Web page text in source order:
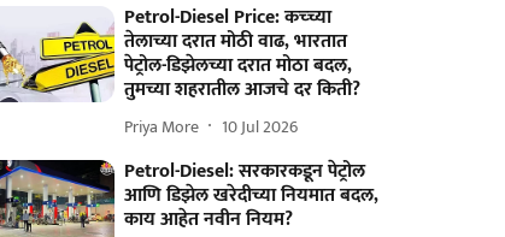
Petrol-Diesel Price: कच्च्या
तेलाच्या दरात मोठी वाढ, भारतात
पेट्रोल-डिझेलच्या दरात मोठा बदल,
तुमच्या शहरातील आजचे दर किती?
Priya More 10 Jul 2026
Petrol-Diesel: सरकारकडून पेट्रोल
आणि डिझेल खरेदीच्या नियमात बदल,
काय आहेत नवीन नियम?